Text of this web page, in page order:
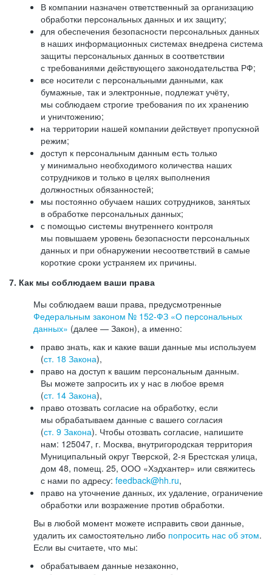
В компании назначен ответственный за организацию
обработки персональных данных и их защиту;
для обеспечения безопасности персональных данных
в наших информационных системах внедрена система
защиты персональных данных в соответствии
с требованиями действующего законодательства РФ;
все носители с персональными данными, как
бумажные, так и электронные, подлежат учёту,
мы соблюдаем строгие требования по их хранению
и уничтожению;
на территории нашей компании действует пропускной
режим;
доступ к персональным данным есть только
у минимально необходимого количества наших
сотрудников и только в целях выполнения
должностных обязанностей;
мы постоянно обучаем наших сотрудников, занятых
в обработке персональных данных;
с помощью системы внутреннего контроля
мы повышаем уровень безопасности персональных
данных и при обнаружении несоответствий в самые
короткие сроки устраняем их причины.
7. Как мы соблюдаем ваши права
Мы соблюдаем ваши права, предусмотренные
Федеральным законом № 152-ФЗ «О персональных
данных» (далее — Закон), а именно:
право знать, как и какие ваши данные мы используем
(ст. 18 Закона),
право на доступ к вашим персональным данным.
Вы можете запросить их у нас в любое время
(ст. 14 Закона),
право отозвать согласие на обработку, если
мы обрабатываем данные с вашего согласия
(ст. 9 Закона). Чтобы отозвать согласие, напишите
нам: 125047, г. Москва, внутригородская территория
Муниципальный округ Тверской, 2-я Брестская улица,
дом 48, помещ. 25, ООО «Хэдхантер» или свяжитесь
с нами по адресу: feedback@hh.ru,
право на уточнение данных, их удаление, ограничение
обработки или возражение против обработки.
Вы в любой момент можете исправить свои данные,
удалить их самостоятельно либо попросить нас об этом.
Если вы считаете, что мы:
обрабатываем данные незаконно,